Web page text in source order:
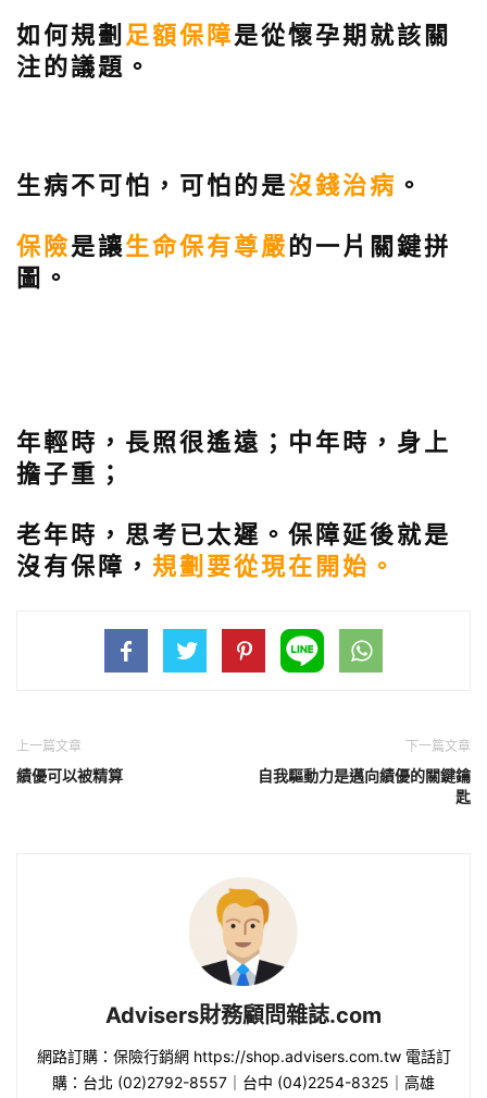
如何規劃 足額保障是從懷孕期就該關
注的議題。
生病不可怕，可怕的是沒錢治病 。
保險是讓生命保有尊嚴 的一片關鍵拼
圖。
年輕時，長照很遙遠；中年時，身上
擔子重；
老年時，思考已太遲。保障延後就是
沒有保障， 規劃要從現在開始。
上一篇文章
績優可以被精算
下一篇文章
自我驅動力是邁向績優的關鍵鑰
匙
Advisers財務顧問雜誌.com
網路訂購：保險行銷網 https://shop.advisers.com.tw 電話訂
購：台北 (02)2792-8557｜台中 (04)2254-8325｜高雄